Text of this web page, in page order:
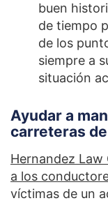
buen
de tiempo
de los
siempre a
situación
Ayudar a
carreteras
Hernandez Law
a los
víctimas de un